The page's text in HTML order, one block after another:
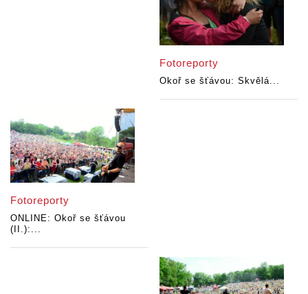
Fotoreporty
Okoř se šťávou: Skvělá...
Fotoreporty
ONLINE: Okoř se šťávou
(II.):...